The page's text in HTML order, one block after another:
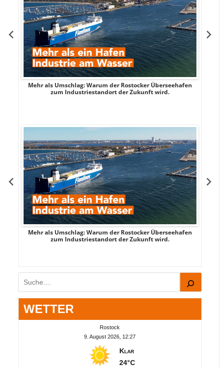
Mehr als Umschlag: Warum der Rostocker Überseehafen
zum Industriestandort der Zukunft wird.
Mehr als Umschlag: Warum der Rostocker Überseehafen
zum Industriestandort der Zukunft wird.
Suchen
WETTER
Rostock
9. August 2026, 12:27
Klar
24°C